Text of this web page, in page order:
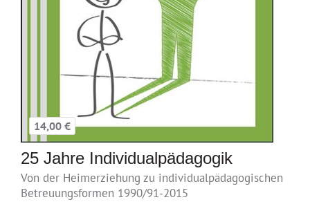
14,00 €
25 Jahre Individualpädagogik
Von der Heimerziehung zu individualpädagogischen
Betreuungsformen 1990/91-2015